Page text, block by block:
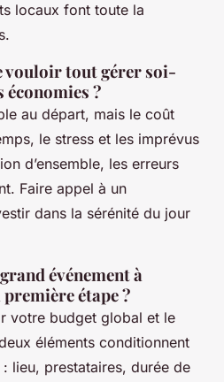
locaux font toute la
vouloir tout gérer soi-
économies ?
au départ, mais le coût
le stress et les imprévus
d’ensemble, les erreurs
Faire appel à un
dans la sérénité du jour
événement à
première étape ?
votre budget global et le
éléments conditionnent
lieu, prestataires, durée de